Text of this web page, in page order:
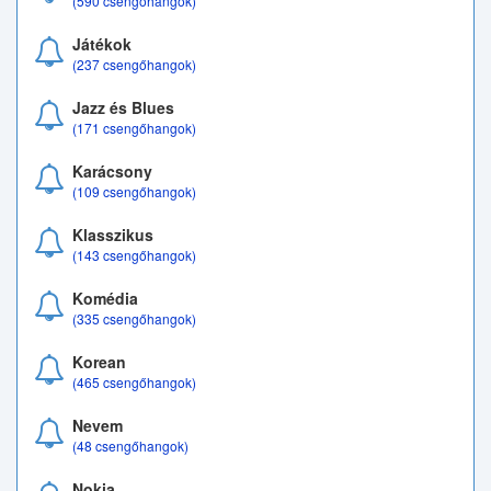
Játékok
(237 csengőhangok)
Jazz és Blues
(171 csengőhangok)
Karácsony
(109 csengőhangok)
Klasszikus
(143 csengőhangok)
Komédia
(335 csengőhangok)
Korean
(465 csengőhangok)
Nevem
(48 csengőhangok)